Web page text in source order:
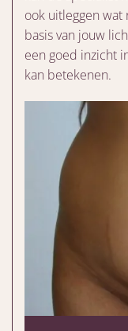
ook uitleggen wat
basis van jouw
een goed inzicht
kan betekenen.